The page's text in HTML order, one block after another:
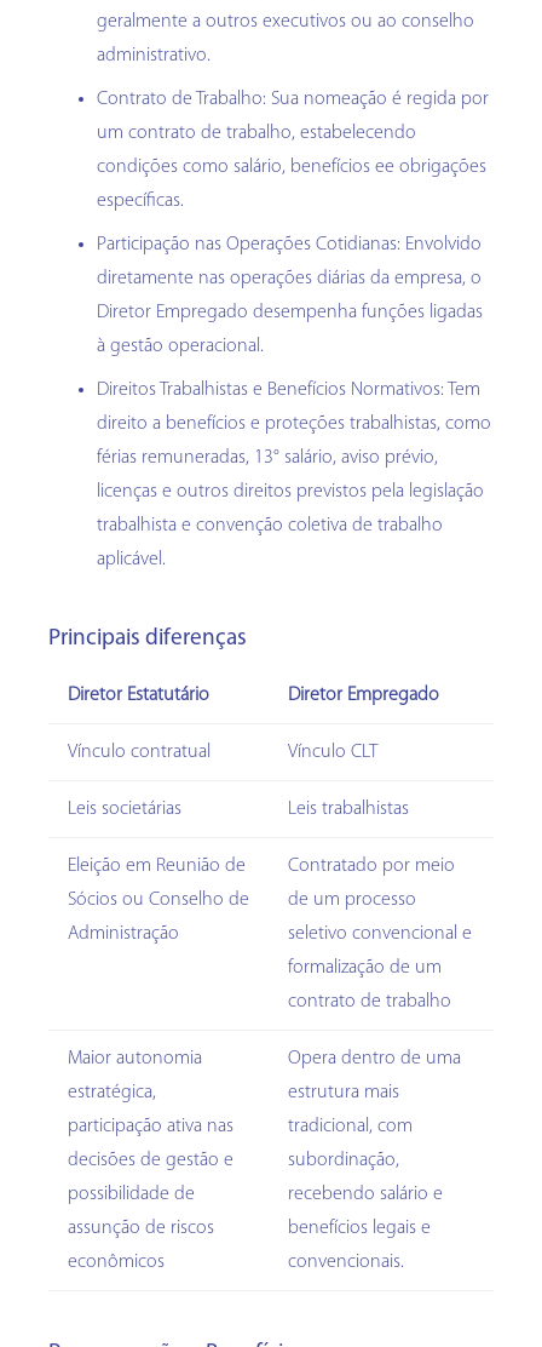
geralmente a outros executivos ou ao conselho
administrativo.
Contrato de Trabalho: Sua nomeação é regida por
um contrato de trabalho, estabelecendo
condições como salário, benefícios ee obrigações
específicas.
Participação nas Operações Cotidianas: Envolvido
diretamente nas operações diárias da empresa, o
Diretor Empregado desempenha funções ligadas
à gestão operacional.
Direitos Trabalhistas e Benefícios Normativos: Tem
direito a benefícios e proteções trabalhistas, como
férias remuneradas, 13° salário, aviso prévio,
licenças e outros direitos previstos pela legislação
trabalhista e convenção coletiva de trabalho
aplicável.
Principais diferenças
Diretor Estatutário Diretor Empregado
Vínculo contratual Vínculo CLT
Leis societárias Leis trabalhistas
Eleição em Reunião de
Sócios ou Conselho de
Administração
Contratado por meio
de um processo
seletivo convencional e
formalização de um
contrato de trabalho
Maior autonomia
estratégica,
participação ativa nas
decisões de gestão e
possibilidade de
assunção de riscos
econômicos
Opera dentro de uma
estrutura mais
tradicional, com
subordinação,
recebendo salário e
benefícios legais e
convencionais.